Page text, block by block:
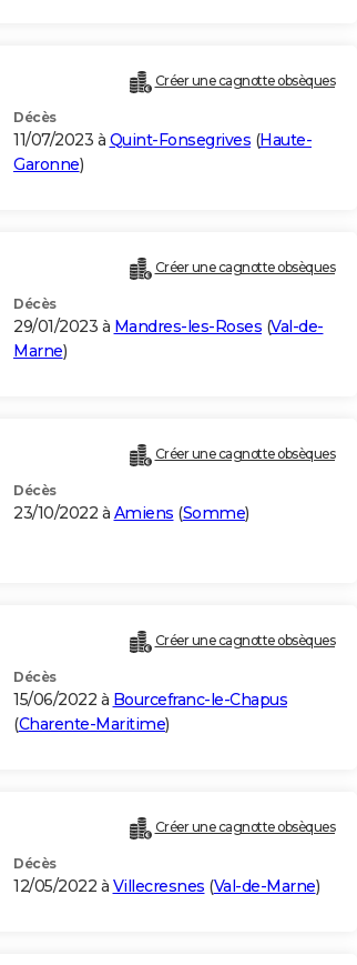
Créer une cagnotte obsèques
Décès
11/07/2023 à Quint-Fonsegrives (Haute-
Garonne)
Créer une cagnotte obsèques
Décès
29/01/2023 à Mandres-les-Roses (Val-de-
Marne)
Créer une cagnotte obsèques
Décès
23/10/2022 à Amiens (Somme)
Créer une cagnotte obsèques
Décès
15/06/2022 à Bourcefranc-le-Chapus
(Charente-Maritime)
Créer une cagnotte obsèques
Décès
12/05/2022 à Villecresnes (Val-de-Marne)